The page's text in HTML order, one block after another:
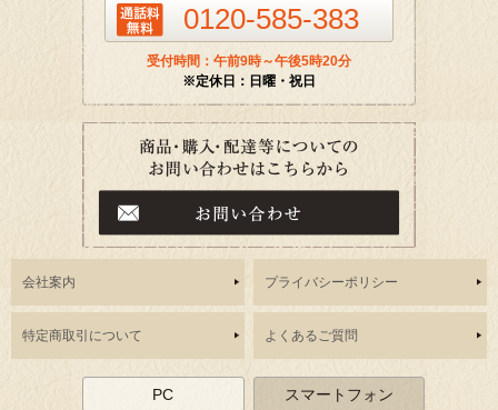
0120-585-383
受付時間：午前9時～午後5時20分
※定休日：日曜・祝日
会社案内 プライバシーポリシー
特定商取引について よくあるご質問
PC スマートフォン